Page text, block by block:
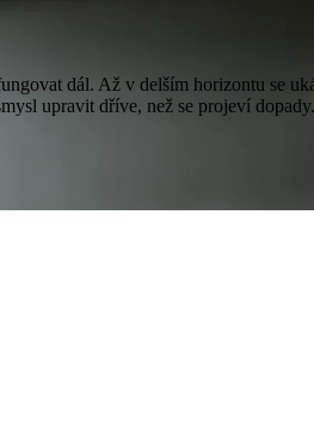
dál. Až v delším horizontu se
upravit dříve, než se projeví dopady.